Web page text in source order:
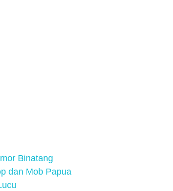
Binatang
dan Mob Papua